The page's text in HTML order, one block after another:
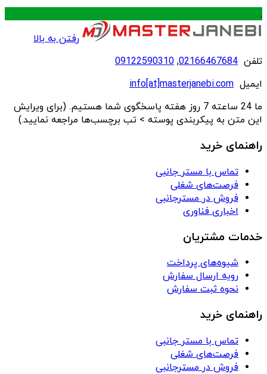
.
رفتن به بالا
تلفن 02166467684
,
09122590310
ایمیل info[at]masterjanebi.com
ما 24 ساعته 7 روز هفته پاسخگوی شما هستیم. (برای ویرایش
این متن به پیکربندی پوسته > تب برچسب‌ها مراجعه نمایید.)
راهنمای خرید
تماس با مستر جانبی
فرصت‌های شغلی
فروش در مسترجانبی
اخباری فناوری
خدمات مشتریان
شیوه‌های پرداخت
رویه ارسال سفارش
نحوه ثبت سفارش
راهنمای خرید
تماس با مستر جانبی
فرصت‌های شغلی
فروش در مسترجانبی